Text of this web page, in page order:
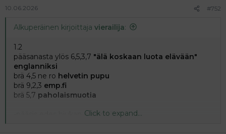
10.06.2026 #752
Alkuperäinen kirjoittaja vierailija:
1.2
pääsanasta ylös 6,5,3,7 "älä koskaan luota elävään"
englanniksi
brä 4,5 ne ro helvetin pupu
brä 9,2,3 emp.fi
brä 5,7 paholaismuotia
-pääsis edes hiukan eteenpäin
Click to expand...